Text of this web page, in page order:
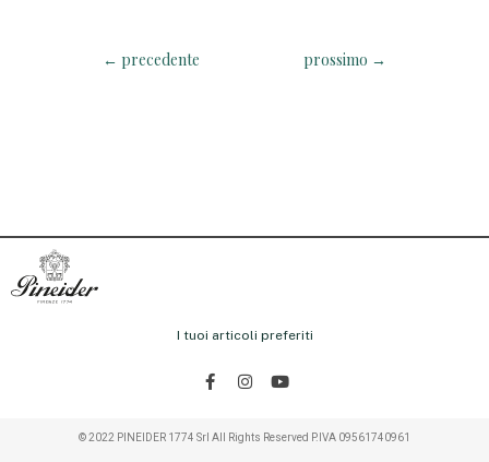
← precedente prossimo →
I tuoi articoli preferiti
© 2022 PINEIDER 1774 Srl All Rights Reserved P.IVA 09561740961